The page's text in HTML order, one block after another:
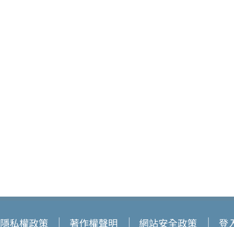
隱私權政策 著作權聲明 網站安全政策 登